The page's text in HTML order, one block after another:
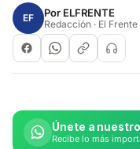
EF Por ELFRENTE
Redacción · El Frente
Únete a
Recibe lo más